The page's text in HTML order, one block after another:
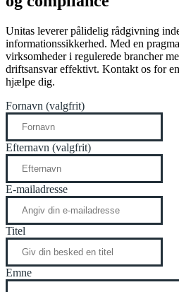
Unitas leverer pålidelig rådgivning
informationssikkerhed. Med en
virksomheder i regulerede brancher
driftsansvar effektivt. Kontakt os for
hjælpe dig.
Fornavn (valgfrit)
Efternavn (valgfrit)
E-mailadresse
Titel
Emne